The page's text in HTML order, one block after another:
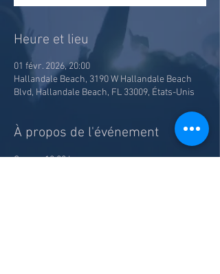
Heure et lieu
01 févr. 2026, 20:00
Hallandale Beach, 3190 W Hallandale Beach
Blvd, Hallandale Beach, FL 33009, États-Unis
À propos de l'événement
Souper 18:00 hrs